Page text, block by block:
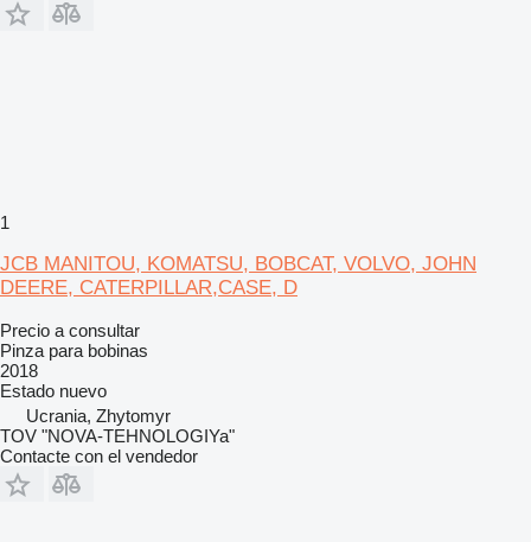
1
JCB MANITOU, KOMATSU, BOBCAT, VOLVO, JOHN
DEERE, CATERPILLAR,CASE, D
Precio a consultar
Pinza para bobinas
2018
Estado nuevo
Ucrania, Zhytomyr
TOV "NOVA-TEHNOLOGIYa"
Contacte con el vendedor